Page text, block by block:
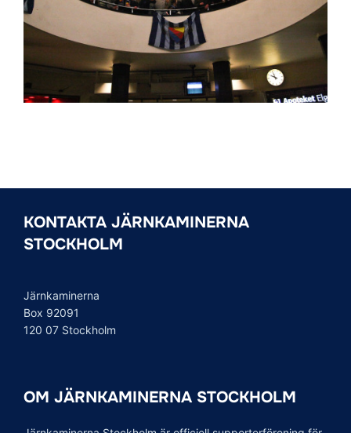
KONTAKTA JÄRNKAMINERNA
STOCKHOLM
Järnkaminerna
Box 92091
120 07 Stockholm
OM JÄRNKAMINERNA STOCKHOLM